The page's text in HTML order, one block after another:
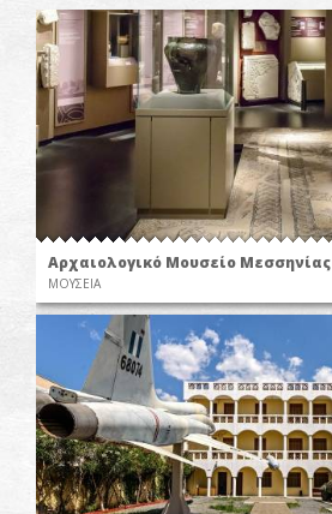
Αρχαιολογικό Μουσείο Μεσσηνίας
ΜΟΥΣΕΙΑ